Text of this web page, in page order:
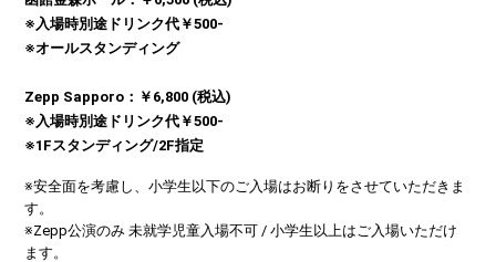
※入場時別途ドリンク代￥500-
※オールスタンディング
Zepp Sapporo：￥6,800 (税込)
※入場時別途ドリンク代￥500-
※1Fスタンディング/2F指定
※安全面を考慮し、小学生以下のご入場はお断りをさせていただきま
す。
※Zepp公演のみ 未就学児童入場不可 / 小学生以上はご入場いただけ
ます。